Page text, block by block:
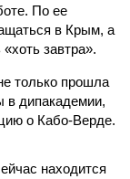
По ее
в Крым, а
завтра».
только прошла
дипакадемии,
о Кабо-Верде.
находится